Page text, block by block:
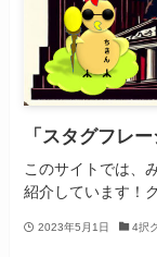
「スタグフレ
このサイトでは、
紹介しています！
2023年5月1日 4択